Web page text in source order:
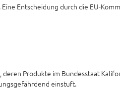
Entscheidung durch die EU-
Produkte im Bundesstaat
einstuft.